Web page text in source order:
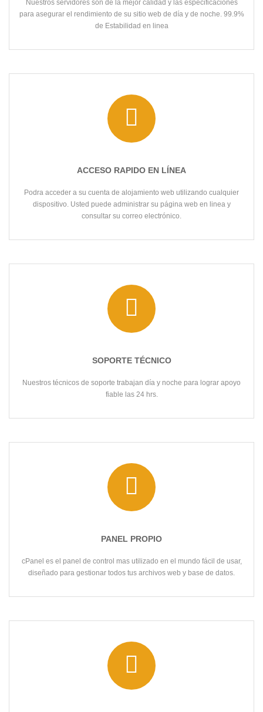
Nuestros servidores son de la mejor calidad y las especificaciones
para asegurar el rendimiento de su sitio web de día y de noche. 99.9%
de Estabilidad en linea
ACCESO RAPIDO EN LÍNEA
Podra acceder a su cuenta de alojamiento web utilizando cualquier
dispositivo. Usted puede administrar su página web en linea y
consultar su correo electrónico.
SOPORTE TÉCNICO
Nuestros técnicos de soporte trabajan día y noche para lograr apoyo
fiable las 24 hrs.
PANEL PROPIO
cPanel es el panel de control mas utilizado en el mundo fácil de usar,
diseñado para gestionar todos tus archivos web y base de datos.